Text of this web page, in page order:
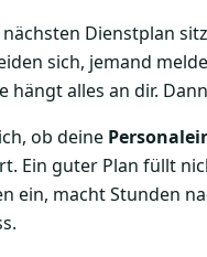
Dienstplan
sich, jemand
hängt alles an dir.
ob deine
Ein guter Plan füllt
ein, macht Stunden